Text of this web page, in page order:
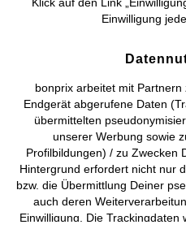
Einwilligung
bonprix arbeitet mit
Endgerät abgerufene Daten
übermittelten
unserer Werbung sowie
Profilbildungen) / zu Zwecken
Hintergrund erfordert nicht nur
bzw. die Übermittlung Deiner
auch deren
Einwilligung. Die Trackingdaten